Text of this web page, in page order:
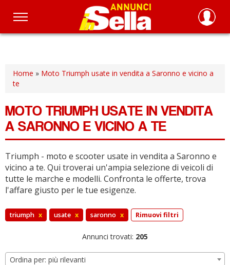
Salta
principale
Home » Moto Triumph usate in vendita a Saronno e vicino a
te
MOTO TRIUMPH USATE IN VENDITA
A SARONNO E VICINO A TE
Triumph - moto e scooter usate in vendita a Saronno e
vicino a te. Qui troverai un'ampia selezione di veicoli di
tutte le marche e modelli. Confronta le offerte, trova
l'affare giusto per le tue esigenze.
triumph x usate x saronno x Rimuovi filtri
Annunci trovati: 205
Ordina per: più rilevanti